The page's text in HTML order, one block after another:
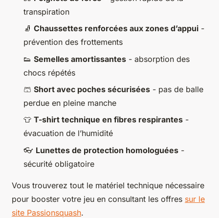
transpiration
🧦 Chaussettes renforcées aux zones d’appui -
prévention des frottements
👟 Semelles amortissantes - absorption des
chocs répétés
🩳 Short avec poches sécurisées - pas de balle
perdue en pleine manche
👕 T-shirt technique en fibres respirantes -
évacuation de l’humidité
👓 Lunettes de protection homologuées -
sécurité obligatoire
Vous trouverez tout le matériel technique nécessaire
pour booster votre jeu en consultant les offres sur le
site Passionsquash.